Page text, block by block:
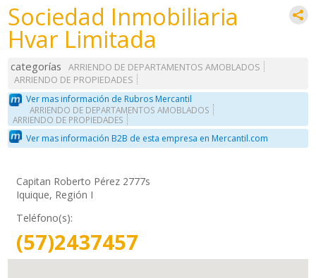
Sociedad Inmobiliaria
Hvar Limitada
categorías
ARRIENDO DE DEPARTAMENTOS AMOBLADOS
ARRIENDO DE PROPIEDADES
Ver mas información de Rubros Mercantil
ARRIENDO DE DEPARTAMENTOS AMOBLADOS
ARRIENDO DE PROPIEDADES
Ver mas información B2B de esta empresa en Mercantil.com
Capitan Roberto Pérez 2777s
Iquique, Región I
Teléfono(s):
(57)2437457